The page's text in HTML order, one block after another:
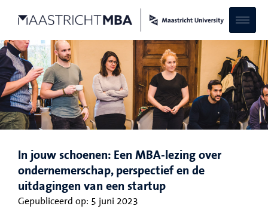
In jouw schoenen: Een MBA-lezing over
ondernemerschap, perspectief en de
uitdagingen van een startup
Gepubliceerd op: 5 juni 2023